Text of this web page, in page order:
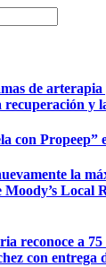
de arterapia
y
con Propeep”
la
Local
reconoce a
con entrega